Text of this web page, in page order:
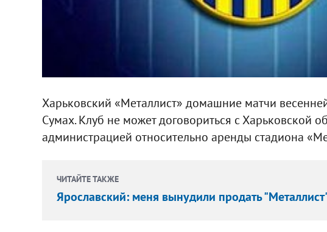
Харьковский «Металлист» домашние матчи
Сумах. Клуб не может договориться с Харьковской
администрацией относительно аренды стадиона
ЧИТАЙТЕ ТАКЖЕ
Ярославский: меня вынудили продать